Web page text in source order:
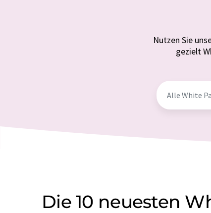
Nutzen Sie
gezielt
Die 10 neuesten